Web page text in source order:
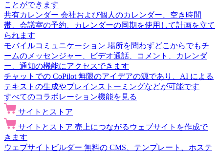
ことができます
共有カレンダー 会社および個人のカレンダー、空き時間
帯、会議室の予約、カレンダーの同期を使用して計画を立て
られます
モバイルコミュニケーション 場所を問わずどこからでもチ
ームのメッセンジャー、ビデオ通話、コメント、カレンダ
ー、通知の機能にアクセスできます
チャットでの CoPilot 無限のアイデアの源であり、AI による
テキストの生成やブレインストーミングなどが可能です
すべてのコラボレーション機能を見る
サイトとストア
サイトとストア 売上につながるウェブサイトを作成で
きます
ウェブサイトビルダー 無料の CMS、テンプレート、ホステ